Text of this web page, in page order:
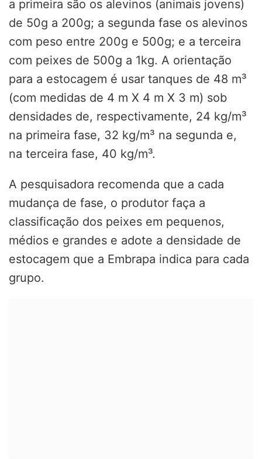
a primeira são os alevinos (animais jovens)
de 50g a 200g; a segunda fase os alevinos
com peso entre 200g e 500g; e a terceira
com peixes de 500g a 1kg. A orientação
para a estocagem é usar tanques de 48 m³
(com medidas de 4 m X 4 m X 3 m) sob
densidades de, respectivamente, 24 kg/m³
na primeira fase, 32 kg/m³ na segunda e,
na terceira fase, 40 kg/m³.
A pesquisadora recomenda que a cada
mudança de fase, o produtor faça a
classificação dos peixes em pequenos,
médios e grandes e adote a densidade de
estocagem que a Embrapa indica para cada
grupo.